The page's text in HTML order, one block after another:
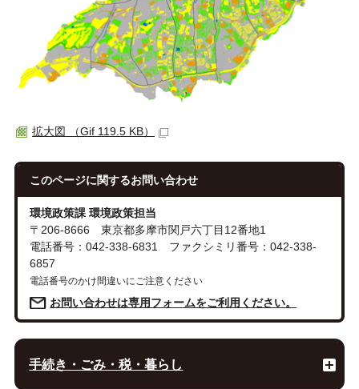
拡大図 （Gif 119.5 KB）
このページに関するお問い合わせ
環境政策課 環境政策担当
〒206-8666 東京都多摩市関戸六丁目12番地1
電話番号：042-338-6831 ファクシミリ番号：042-338-
6857
電話番号のかけ間違いにご注意ください
お問い合わせは専用フォームをご利用ください。
手続き・ごみ・税・暮らし